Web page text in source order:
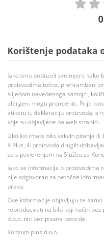
0
Korištenje podataka
Iako smo poduzeli sve mjere kako
proizvodima točna, prehrambeni
slijedom navedenoga sastojci,
alergeni mogu promjeniti. Prije
etiketu tj. deklaraciju proizvoda, a
koje su objavljene na web stranici.
Ukoliko imate bilo kakvih pitanja
K Plus, ili proizvoda drugih
se s povjerenjem na Službu za
Iako se informacije o proizvodima
nije odgovoran za netočne
prava.
Ove informacije objavljuju se
reproducirati na bilo koji način bez
d.o.o. niti bez pisane potvrde.
Konzum plus d.o.o.